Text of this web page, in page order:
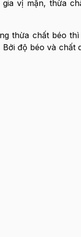
vị mặn, thừa
thừa chất béo
độ béo và chất